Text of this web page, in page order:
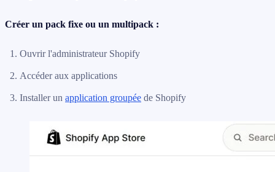
Créer un pack fixe ou un multipack :
Ouvrir l'administrateur Shopify
Accéder aux applications
Installer un application groupée de Shopify